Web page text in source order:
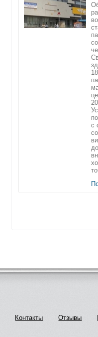
с
Контакты Отзывы